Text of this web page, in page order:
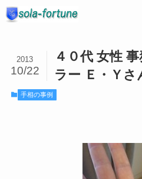
４０代 女性
ラー Ｅ・Ｙさ
2013
10/22
手相の事例